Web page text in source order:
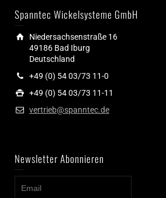
Spanntec Wickelsysteme GmbH
Niedersachsenstraße 16
49186 Bad Iburg
Deutschland
+49 (0) 54 03/73 11-0
+49 (0) 54 03/73 11-11
vertrieb@spanntec.de
Newsletter Abonnieren